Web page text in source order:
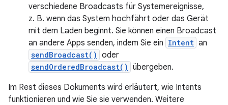
verschiedene Broadcasts für Systemereignisse,
z. B. wenn das System hochfährt oder das Gerät
mit dem Laden beginnt. Sie können einen Broadcast
an andere Apps senden, indem Sie ein Intent an
sendBroadcast() oder
sendOrderedBroadcast() übergeben.
Im Rest dieses Dokuments wird erläutert, wie Intents
funktionieren und wie Sie sie verwenden. Weitere